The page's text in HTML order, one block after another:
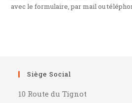
avec le formulaire, par mail ou
Siège Social
10 Route du Tignot